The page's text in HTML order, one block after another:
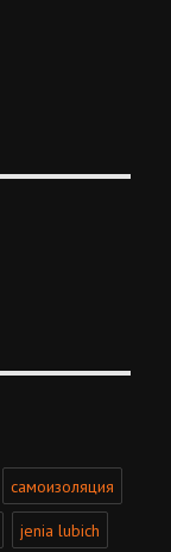
самоизоляция
jenia lubich